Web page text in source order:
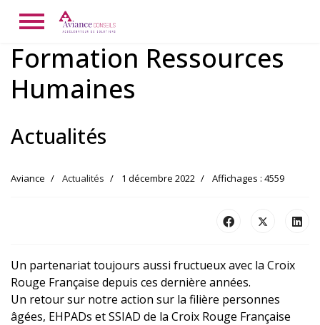
Actualités
Formation Ressources
Humaines
Aviance Actualités 1 décembre 2022 Affichages : 4559
Un partenariat toujours aussi fructueux avec la Croix
Rouge Française depuis ces dernière années.
Un retour sur notre action sur la filière personnes
âgées, EHPADs et SSIAD de la Croix Rouge Française